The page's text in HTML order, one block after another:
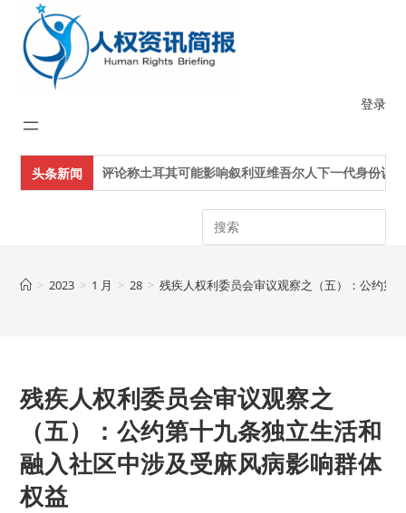
content
登录
头条新闻
评论称土耳其可能影响叙利亚维吾尔人下一代身份认同
Search
> 2023 > 1 月 > 28 > 残疾人权利委员会审议观察之（五）：公约第
残疾人权利委员会审议观察之
（五）：公约第十九条独立生活和
融入社区中涉及受麻风病影响群体
权益